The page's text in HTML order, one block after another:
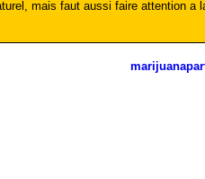
mais faut aussi faire attention